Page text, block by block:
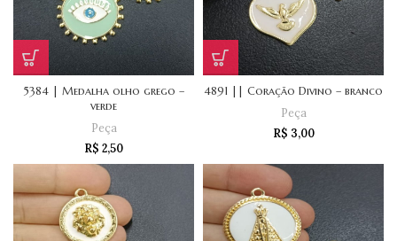
5384 | Medalha olho grego –
verde
Peça
R$ 2,50
4891 || Coração Divino – branco
Peça
R$ 3,00